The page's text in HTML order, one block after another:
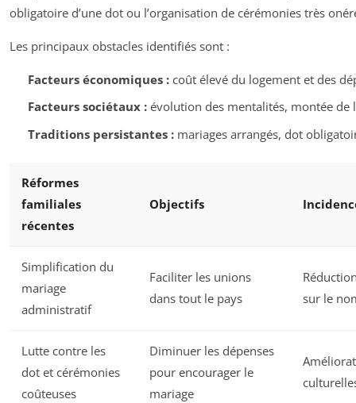
obligatoire d’une dot ou l’organisation de cérémonies très
Les principaux obstacles identifiés sont :
Facteurs économiques :coût élevé du logement et des
Facteurs sociétaux :évolution des mentalités, montée de
Traditions persistantes :mariages arrangés, dot
Réformes
familiales
récentes
Objectifs
Simplification du
mariage
administratif
Faciliter les unions
dans tout le pays
sur le
Lutte contre les
dot et cérémonies
coûteuses
Diminuer les dépenses
pour encourager le
mariage